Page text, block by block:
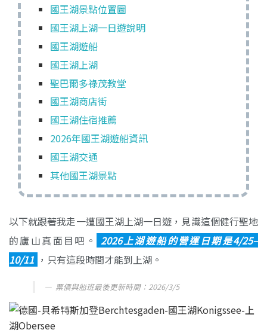
國王湖景點位置圖
國王湖上湖一日遊說明
國王湖遊船
國王湖上湖
聖巴爾多祿茂教堂
國王湖商店街
國王湖住宿推薦
2026年國王湖遊船資訊
國王湖交通
其他國王湖景點
以下就跟著我走一遭國王湖上湖一日遊，見識這個健行聖地
的廬山真面目吧。 2026上湖遊船的營運日期是4/25–
10/11 ，只有這段時間才能到上湖。
票價與船班最後更新時間：2026/3/5